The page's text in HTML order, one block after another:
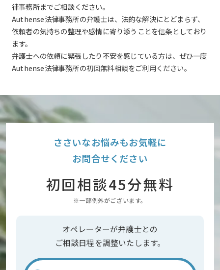
律事務所までご相談ください。
Authense法律事務所の弁護士は、法的な解決にとどまらず、
依頼者の気持ちの整理や感情に寄り添うことを信条としており
ます。
弁護士への依頼に緊張したり不安を感じている方は、ぜひ一度
Authense法律事務所の初回無料相談をご利用ください。
ささいなお悩みもお気軽に
お問合せください
初回相談45分無料
※一部例外がございます。
オペレーターが弁護士との
ご相談日程を調整いたします。